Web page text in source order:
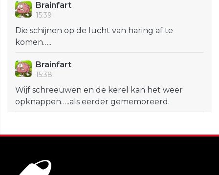
Brainfart
15:39
Die schijnen op de lucht van haring af te
komen…..
Brainfart
15:38
Wijf schreeuwen en de kerel kan het weer
opknappen…..als eerder gememoreerd.